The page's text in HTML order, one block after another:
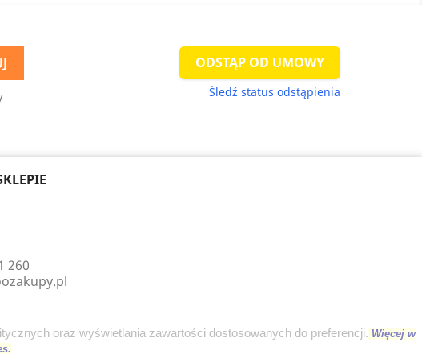
ODSTĄP OD UMOWY
Śledź status odstąpienia
260
oraz wyświetlania zawartości dostosowanych do preferencji. Więcej w